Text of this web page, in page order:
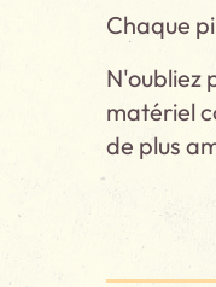
Chaque
N'oubliez
matériel
de plus